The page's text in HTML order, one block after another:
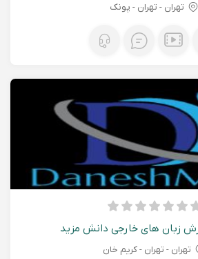
تهران - تهران - پونک
زبان های خارجی دانش مزید
تهران - تهران - کریم خان